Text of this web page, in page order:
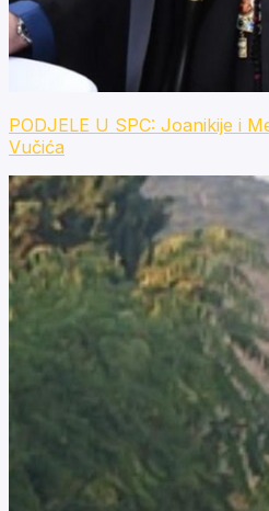
PODJELE U SPC: Joanikije i
Vučića